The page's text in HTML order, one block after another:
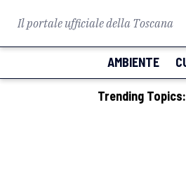
Il portale ufficiale della Toscana
AMBIENTE
Trending Topics: